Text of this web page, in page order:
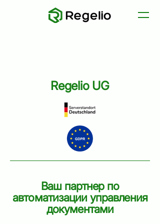
Regelio UG
Ваш партнер по
автоматизации управления
документами